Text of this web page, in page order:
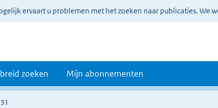
ervaart u problemen met het zoeken naar publicaties. We
zoeken Mijn abonnementen